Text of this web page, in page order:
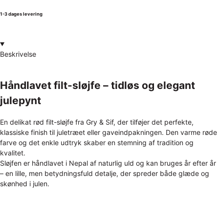
1-3 dages levering
Beskrivelse
Håndlavet filt-sløjfe – tidløs og elegant
julepynt
En delikat rød filt-sløjfe fra Gry & Sif, der tilføjer det perfekte,
klassiske finish til juletræet eller gaveindpakningen. Den varme røde
farve og det enkle udtryk skaber en stemning af tradition og
kvalitet.
Sløjfen er håndlavet i Nepal af naturlig uld og kan bruges år efter år
– en lille, men betydningsfuld detalje, der spreder både glæde og
skønhed i julen.